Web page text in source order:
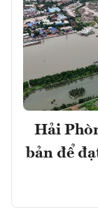
Hải
bản để